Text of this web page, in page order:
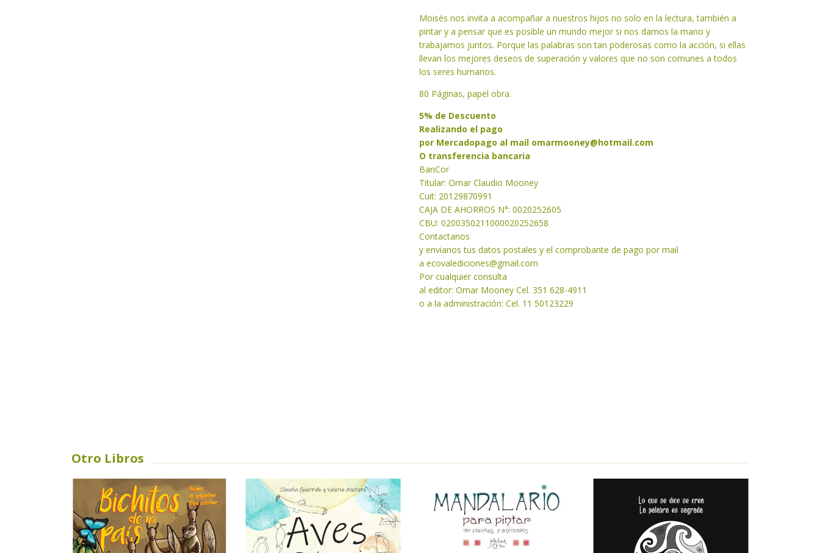
Moisés nos invita a acompañar a nuestros hijos no solo en la lectura, también a
pintar y a pensar que es posible un mundo mejor si nos damos la mano y
trabajamos juntos. Porque las palabras son tan poderosas como la acción, si ellas
llevan los mejores deseos de superación y valores que no son comunes a todos
los seres humanos.
80 Páginas, papel obra.
5% de Descuento
Realizando el pago
por Mercadopago al mail omarmooney@hotmail.com
O transferencia bancaria
BanCor
Titular: Omar Claudio Mooney
Cuit: 20129870991
CAJA DE AHORROS N°: 0020252605
CBU: 0200350211000020252658
Contactanos
y envianos tus datos postales y el comprobante de pago por mail
a ecovalediciones@gmail.com
Por cualquier consulta
al editor: Omar Mooney Cel. 351 628-4911
o a la administración: Cel. 11 50123229
Otro Libros